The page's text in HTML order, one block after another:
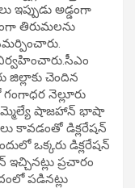
ఇప్పుడు అడ్డంగా
తిరుమలను
జిల్లాకు చెందిన
నెల్లూరు
షాజహాన్ భాషా
కావడంతో డిక్లరేషన్
ఒక్కరు డిక్లరేషన్
ఇచ్చినట్లు ప్రచారం
పడినట్లు